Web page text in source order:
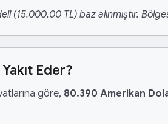
(15.000,00 TL) baz alınmıştır.
Eder?
göre, 80.390 Amerikan